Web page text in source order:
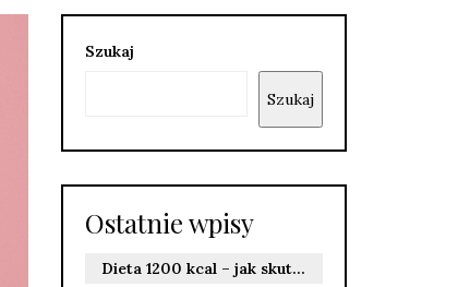
Szukaj
Szukaj
Ostatnie wpisy
Dieta 1200 kcal – jak skutecznie schudnąć i uniknąć ryzyka?